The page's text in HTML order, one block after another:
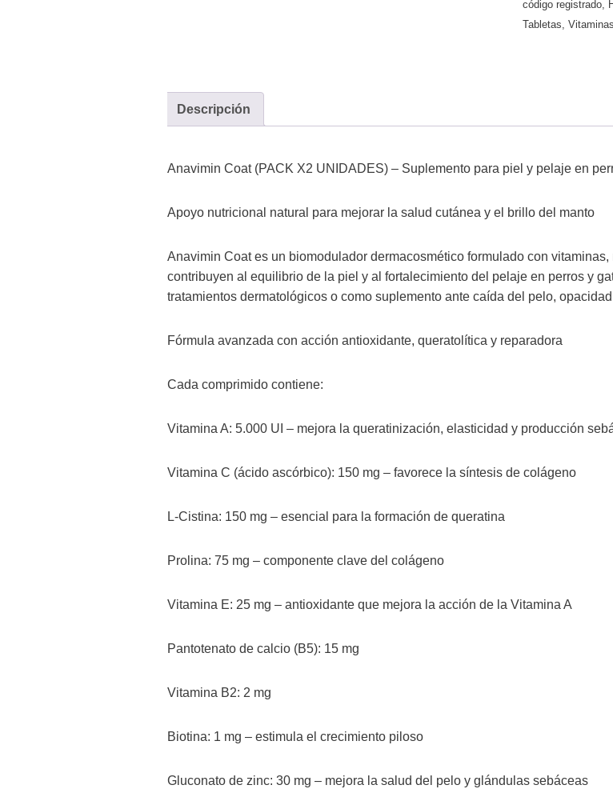
código registrado,
Tabletas,Vitaminas
Descripción
Anavimin Coat (PACK X2 UNIDADES) – Suplemento para piel y pelaje en
Apoyo nutricional natural para mejorar la salud cutánea y el brillo del manto
Anavimin Coat es un biomodulador dermacosmético formulado con
contribuyen al equilibrio de la piel y al fortalecimiento del pelaje en perros y
tratamientos dermatológicos o como suplemento ante caída del pelo,
Fórmula avanzada con acción antioxidante, queratolítica y reparadora
Cada comprimido contiene:
Vitamina A: 5.000 UI – mejora la queratinización, elasticidad y producción
Vitamina C (ácido ascórbico): 150 mg – favorece la síntesis de colágeno
L-Cistina: 150 mg – esencial para la formación de queratina
Prolina: 75 mg – componente clave del colágeno
Vitamina E: 25 mg – antioxidante que mejora la acción de la Vitamina A
Pantotenato de calcio (B5): 15 mg
Vitamina B2: 2 mg
Biotina: 1 mg – estimula el crecimiento piloso
Gluconato de zinc: 30 mg – mejora la salud del pelo y glándulas sebáceas